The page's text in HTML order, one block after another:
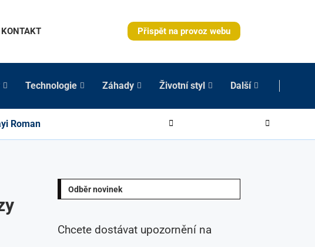
KONTAKT Přispět na provoz webu
Technologie Záhady Životní styl Další
Roman
Odběr novinek
Chcete dostávat upozornění na